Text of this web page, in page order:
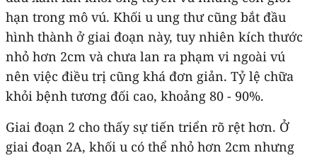
hạn trong mô vú. Khối u ung thư cũng bắt đầu
hình thành ở giai đoạn này, tuy nhiên kích thước
nhỏ hơn 2cm và chưa lan ra phạm vi ngoài vú
nên việc điều trị cũng khá đơn giản. Tỷ lệ chữa
khỏi bệnh tương đối cao, khoảng 80 - 90%.
Giai đoạn 2 cho thấy sự tiến triển rõ rệt hơn. Ở
giai đoạn 2A, khối u có thể nhỏ hơn 2cm nhưng